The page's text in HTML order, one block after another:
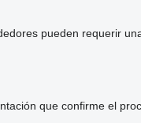
pueden requerir
que confirme el